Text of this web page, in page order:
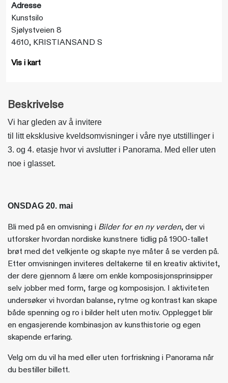
Adresse
Kunstsilo
Sjølystveien 8
4610, KRISTIANSAND S
Vis i kart
Beskrivelse
Vi har gleden av å invitere
til litt eksklusive kveldsomvisninger i våre nye utstillinger i
3. og 4. etasje hvor vi avslutter i Panorama. Med eller uten
noe i glasset.
ONSDAG 20. mai
Bli med på en omvisning i Bilder for en ny verden, der vi
utforsker hvordan nordiske kunstnere tidlig på 1900-tallet
brøt med det velkjente og skapte nye måter å se verden på.
Etter omvisningen inviteres deltakerne til en kreativ aktivitet,
der dere gjennom å lære om enkle komposisjonsprinsipper
selv jobber med form, farge og komposisjon. I aktiviteten
undersøker vi hvordan balanse, rytme og kontrast kan skape
både spenning og ro i bilder helt uten motiv. Opplegget blir
en engasjerende kombinasjon av kunsthistorie og egen
skapende erfaring.
Velg om du vil ha med eller uten forfriskning i Panorama når
du bestiller billett.